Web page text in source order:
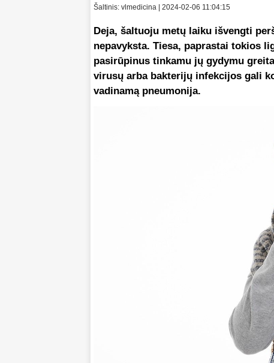
Šaltinis: vlmedicina | 2024-02-06 11:04:15
Deja, šaltuoju metų laiku išvengti
nepavyksta. Tiesa, paprastai tokios
pasirūpinus tinkamu jų gydymu
virusų arba bakterijų infekcijos gali
vadinamą pneumonija.